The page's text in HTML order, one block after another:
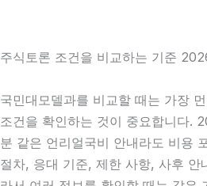
주식토론 조건을 비교하는 기준
국민대모델과를 비교할 때는 가장
조건을 확인하는 것이 중요합니다.
분 같은 언리얼국비 안내라도 비용
절차, 응대 기준, 제한 사항, 사후 안